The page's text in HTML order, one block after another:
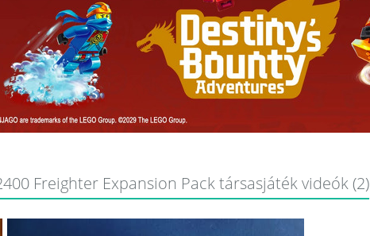
Freighter Expansion Pack társasjáték videók (2)